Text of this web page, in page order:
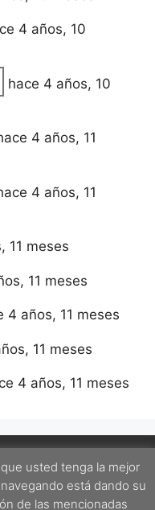
4 años, 10
hace 4 años, 10
4 años, 11
4 años, 11
11 meses
11 meses
4 años, 11 meses
11 meses
4 años, 11 meses
usted tenga la mejor
está dando su
de las mencionadas